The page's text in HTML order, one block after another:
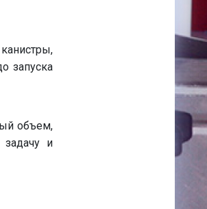
запуска
объем,
и